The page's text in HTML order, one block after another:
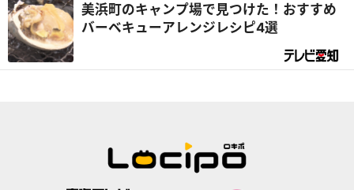
美浜町のキャンプ場で見つけた！おすすめ
バーベキューアレンジレシピ4選